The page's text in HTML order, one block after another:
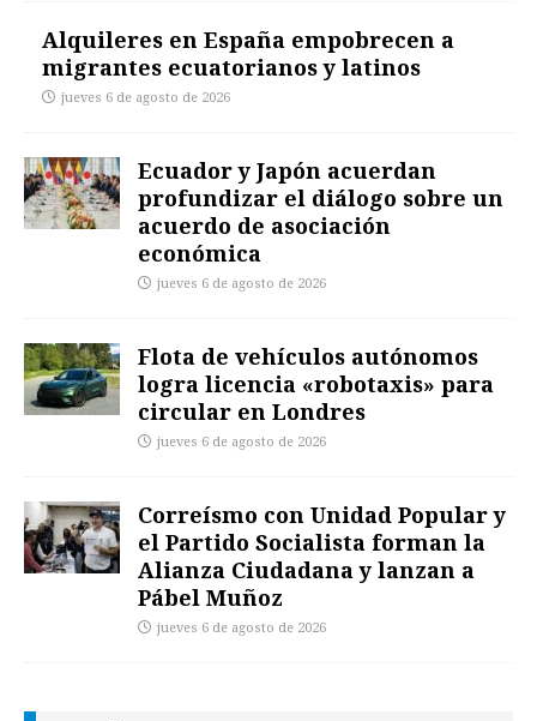
Alquileres en España empobrecen a
migrantes ecuatorianos y latinos
jueves 6 de agosto de 2026
Ecuador y Japón acuerdan
profundizar el diálogo sobre un
acuerdo de asociación
económica
jueves 6 de agosto de 2026
Flota de vehículos autónomos
logra licencia «robotaxis» para
circular en Londres
jueves 6 de agosto de 2026
Correísmo con Unidad Popular y
el Partido Socialista forman la
Alianza Ciudadana y lanzan a
Pábel Muñoz
jueves 6 de agosto de 2026